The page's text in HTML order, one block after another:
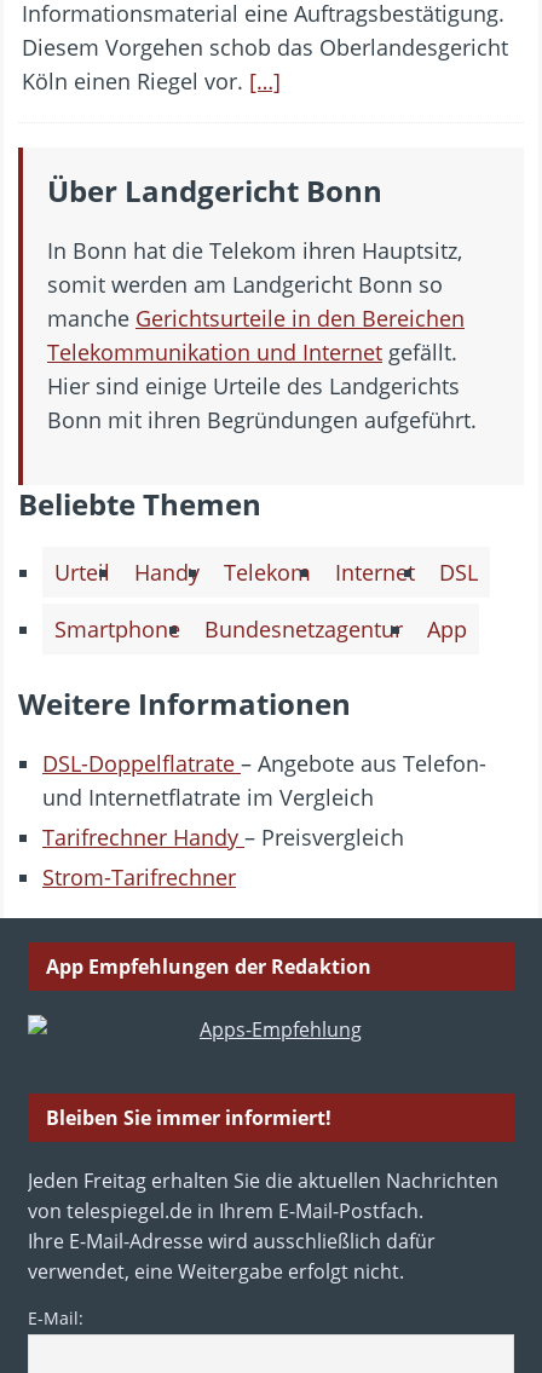
Informationsmaterial eine Auftragsbestätigung.
Diesem Vorgehen schob das Oberlandesgericht
Köln einen Riegel vor. […]
Über Landgericht Bonn
In Bonn hat die Telekom ihren Hauptsitz,
somit werden am Landgericht Bonn so
manche Gerichtsurteile in den Bereichen
Telekommunikation und Internet gefällt.
Hier sind einige Urteile des Landgerichts
Bonn mit ihren Begründungen aufgeführt.
Beliebte Themen
Urteil Handy Telekom Internet
DSL
Smartphone
Bundesnetzagentur App
Weitere Informationen
DSL-Doppelflatrate – Angebote aus Telefon-
und Internetflatrate im Vergleich
Tarifrechner Handy – Preisvergleich
Strom-Tarifrechner
App Empfehlungen der Redaktion
Bleiben Sie immer informiert!
Jeden Freitag erhalten Sie die aktuellen Nachrichten
von telespiegel.de in Ihrem E-Mail-Postfach.
Ihre E-Mail-Adresse wird ausschließlich dafür
verwendet, eine Weitergabe erfolgt nicht.
E-Mail: